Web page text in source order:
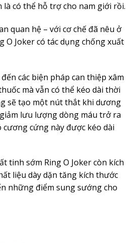
là có thể hỗ trợ cho nam giới rồi.
quan hệ – với cơ chế đã nêu ở
O Joker có tác dụng chống xuất
các biện pháp can thiệp xâm
mà vẫn có thể kéo dài thời
sẽ tạo một nút thắt khi dương
lưu lượng dòng máu trở ra
cứng này được kéo dài
tinh sớm Ring O Joker còn kích
liệu dày dặn tăng kích thước
những điểm sung sướng cho